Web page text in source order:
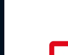
Nous